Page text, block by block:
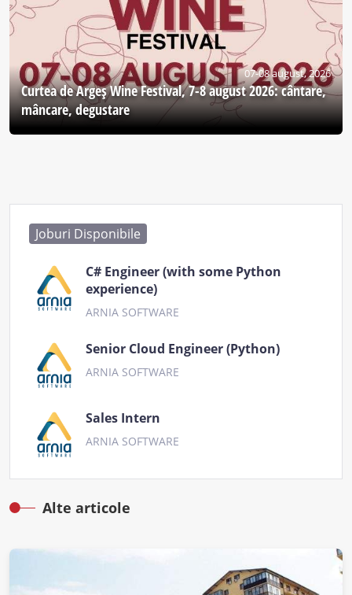
07-08 august, 2026
Curtea de Argeş Wine Festival, 7-8 august 2026: cântare,
mâncare, degustare
Joburi Disponibile
C# Engineer (with some Python
experience)
ARNIA SOFTWARE
Senior Cloud Engineer (Python)
ARNIA SOFTWARE
Sales Intern
ARNIA SOFTWARE
Alte articole